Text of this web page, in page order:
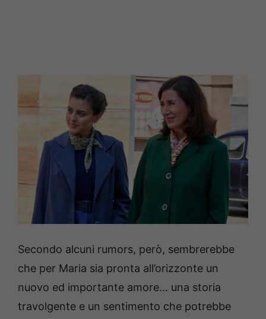
Secondo alcuni rumors, però, sembrerebbe
che per Maria sia pronta all’orizzonte un
nuovo ed importante amore… una storia
travolgente e un sentimento che potrebbe